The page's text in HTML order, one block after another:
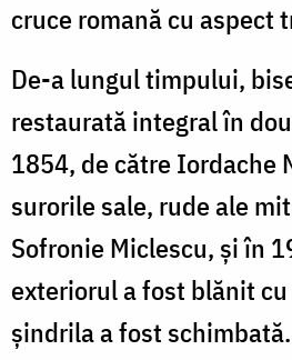
cruce romană cu aspect
De-a lungul timpului,
restaurată integral în
1854, de către Iordache
surorile sale, rude ale
Sofronie Miclescu, şi în
exteriorul a fost blănit
şindrila a fost schimbată.